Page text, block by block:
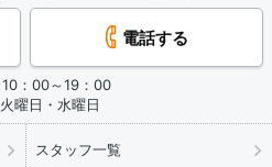
電話する
10：00～19：00
火曜日・水曜日
スタッフ一覧